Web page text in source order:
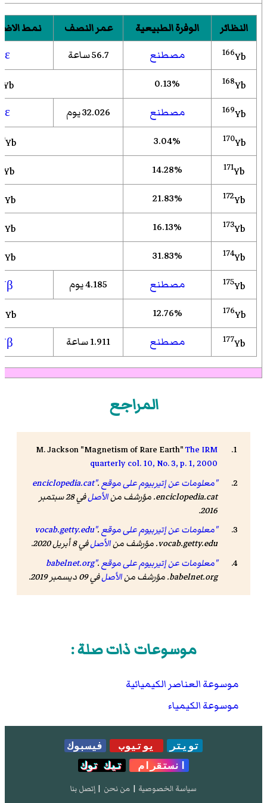
النظائر الوفرة الطبيعية عمر النصف نمط
166Yb مصطنع 56.7 ساعة ε
168Yb
0.13% Yb هو
169Yb مصطنع 32.026 يوم ε
170Yb
3.04% Yb هو
171Yb
14.28% Yb هو
172Yb
21.83% Yb هو
173Yb
16.13% Yb هو
174Yb
31.83% Yb هو
175Yb مصطنع 4.185 يوم β
−
176Yb
12.76% Yb هو
177Yb مصطنع 1.911 ساعة β
−
المراجع
M. Jackson "Magnetism of Rare Earth"The IRM
quarterly col. 10, No. 3, p. 1, 2000
"معلومات عن إتيربيوم على موقع enciclopedia.cat".
enciclopedia.cat. مؤرشف من
الأصل
في 28 سبتمبر
2016.
"معلومات عن إتيربيوم على موقع vocab.getty.edu".
vocab.getty.edu. مؤرشف من
الأصلفي 8 أبريل 2020.
"معلومات عن إتيربيوم على موقع babelnet.org".
babelnet.org. مؤرشف من
الأصلفي 09 ديسمبر 2019.
موسوعات ذات صلة :
موسوعة العناصر الكيميائية
موسوعة الكيمياء
تويتر يوتيوب
فيسبوك
انستقرام
تيك توك
سياسة الخصوصية | من نحن | إتصل بنا